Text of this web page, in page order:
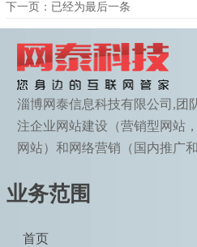
下一页：已经为最后一条
淄博网泰信息科技有限公司,团
注企业网站建设（营销型网站
网站）和网络营销（国内推广
业务范围
首页